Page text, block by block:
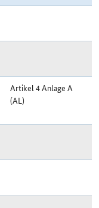
Artikel 4 Anlage A
(AL)